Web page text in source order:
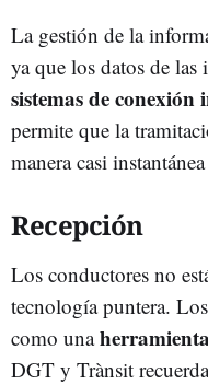
La gestión de la
ya que los datos de las
sistemas de
permite que la
manera casi
Recepción
Los conductores no
tecnología puntera.
como una
DGT y Trànsit